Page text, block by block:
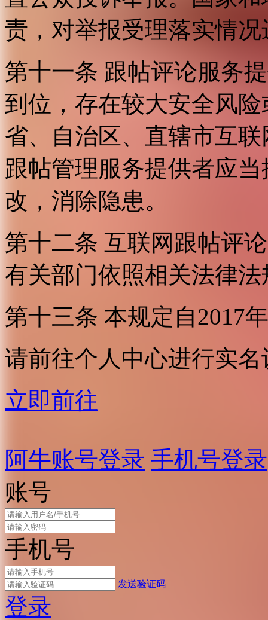
责，对举报受理落实情
第十一条 跟帖评论服务
到位，存在较大安全风
省、自治区、直辖市互
跟帖管理服务提供者应
改，消除隐患。
第十二条 互联网跟帖评
有关部门依照相关法律
第十三条 本规定自2017
请前往个人中心进行实名
立即前往
阿牛账号登录 手机号登录
账号
手机号
发送验证码
登录